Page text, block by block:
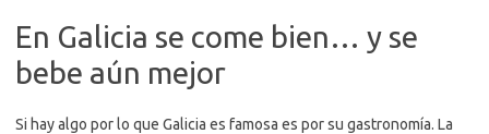
En Galicia se come bien… y se
bebe aún mejor
Si hay algo por lo que Galicia es famosa es por su gastronomía. La